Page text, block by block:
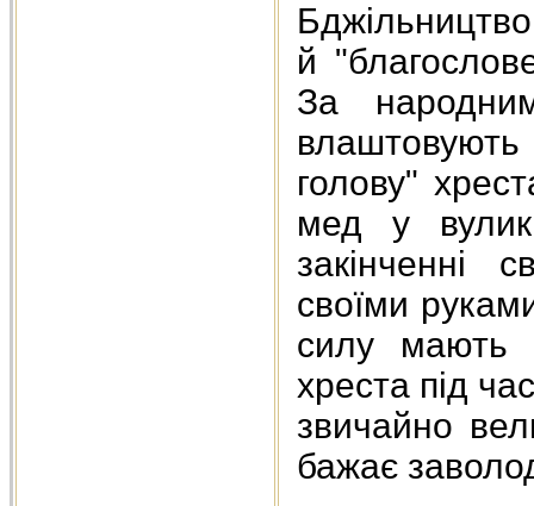
й
За
голову"
мед у
закінченні
своїми
силу мають
хреста під
звичайно
бажає